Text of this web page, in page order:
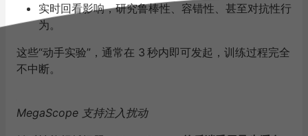
实时回看影响，研究鲁棒性、容错性、甚至对抗性行
为。
这些“动手实验”，通常在 3 秒内即可发起，训练过程完全
不中断。
MegaScope 支持注入扰动